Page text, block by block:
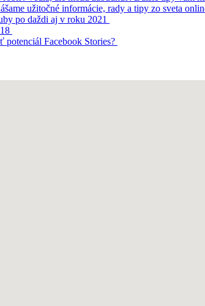
po daždi aj v roku 2021
potenciál Facebook Stories?